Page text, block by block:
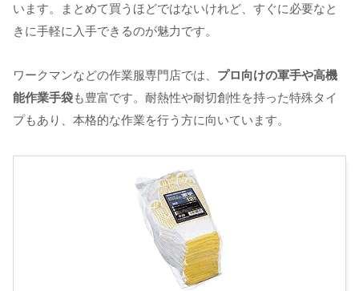
います。まとめて買うほどではないけれど、すぐに必要なと
きに手軽に入手できるのが魅力です。
ワークマンなどの作業服専門店では、 プロ向けの軍手や高機
能作業手袋も豊富です。耐熱性や耐切創性を持った特殊タイ
プもあり、本格的な作業を行う方に向いています。